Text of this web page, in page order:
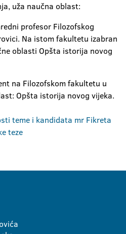
uža naučna oblast:
profesor Filozofskog
Na istom fakultetu izabran
oblasti Opšta istorija novog
na Filozofskom fakultetu u
Opšta istorija novog vijeka.
teme i kandidata mr Fikreta
teze